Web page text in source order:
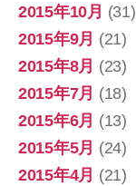
2015年10月 (31)
2015年9月 (21)
2015年8月 (23)
2015年7月 (18)
2015年6月 (13)
2015年5月 (24)
2015年4月 (21)